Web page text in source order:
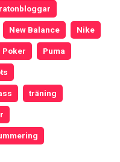
New Balance Nike
Poker Puma
träning